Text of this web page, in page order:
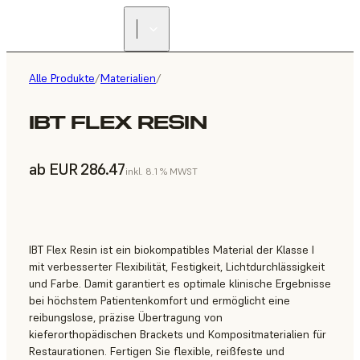
Alle Produkte/Materialien/
IBT FLEX RESIN
ab EUR 286.47inkl. 8.1 % MWST
IBT Flex Resin ist ein biokompatibles Material der Klasse I
mit verbesserter Flexibilität, Festigkeit, Lichtdurchlässigkeit
und Farbe. Damit garantiert es optimale klinische Ergebnisse
bei höchstem Patientenkomfort und ermöglicht eine
reibungslose, präzise Übertragung von
kieferorthopädischen Brackets und Kompositmaterialien für
Restaurationen. Fertigen Sie flexible, reißfeste und